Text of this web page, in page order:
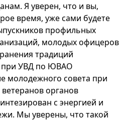
Я уверен, что и вы,
время, уже сами будете
профильных
молодых офицеров
традиций
при УВД по ЮВАО
молодежного совета при
органов
с энергией и
Мы уверены, что такой